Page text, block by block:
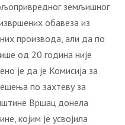
земљишног
обавеза из
производа, али да по
од 20 година није
је да је Комисија за
по захтеву за
Вршац донела
којим је усвојила